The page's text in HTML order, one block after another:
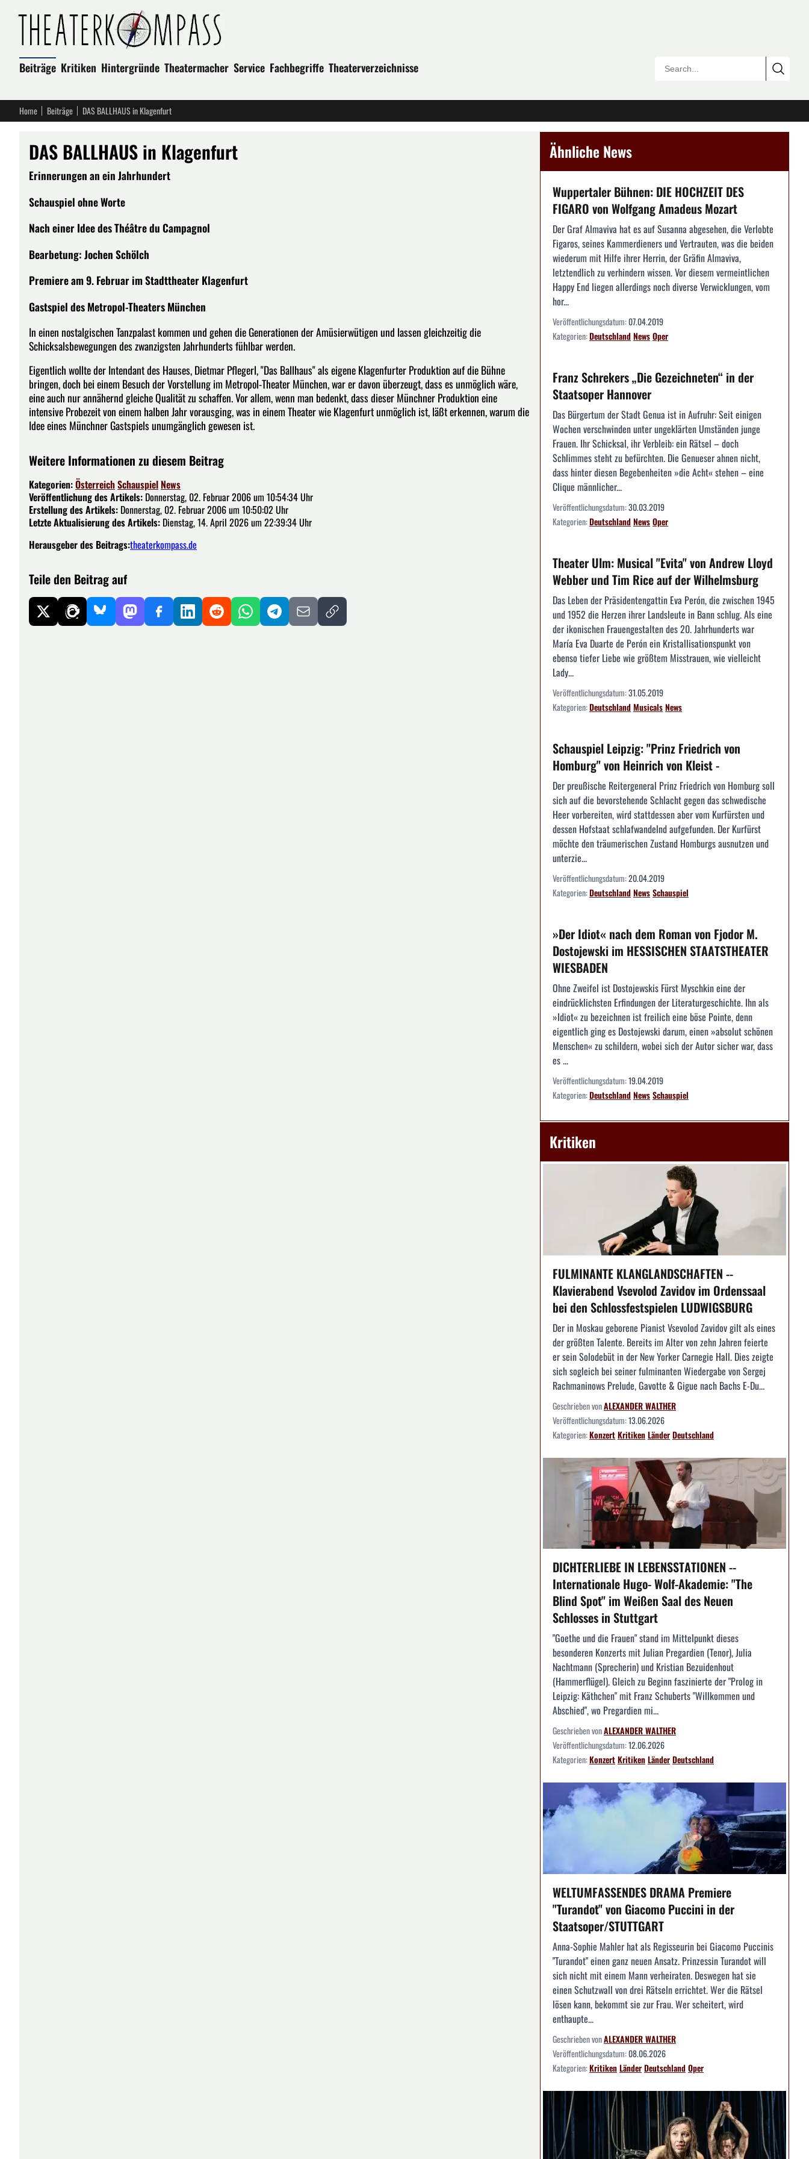
Beiträge Kritiken Hintergründe Theatermacher Service Fachbegriffe Theaterverzeichnisse
Home Beiträge DAS BALLHAUS in Klagenfurt
DAS BALLHAUS in Klagenfurt
Erinnerungen an ein Jahrhundert
Schauspiel ohne Worte
Nach einer Idee des Théâtre du Campagnol
Bearbetung: Jochen Schölch
Premiere am 9. Februar im Stadttheater Klagenfurt
Gastspiel des Metropol-Theaters München
In einen nostalgischen Tanzpalast kommen und gehen die Generationen der Amüsierwütigen und lassen gleichzeitig die
Schicksalsbewegungen des zwanzigsten Jahrhunderts fühlbar werden.
Eigentlich wollte der Intendant des Hauses, Dietmar Pflegerl, "Das Ballhaus" als eigene Klagenfurter Produktion auf die Bühne
bringen, doch bei einem Besuch der Vorstellung im Metropol-Theater München, war er davon überzeugt, dass es unmöglich wäre,
eine auch nur annähernd gleiche Qualität zu schaffen. Vor allem, wenn man bedenkt, dass dieser Münchner Produktion eine
intensive Probezeit von einem halben Jahr vorausging, was in einem Theater wie Klagenfurt unmöglich ist, läßt erkennen, warum die
Idee eines Münchner Gastspiels unumgänglich gewesen ist.
Weitere Informationen zu diesem Beitrag
Kategorien:ÖsterreichSchauspiel News
Veröffentlichung des Artikels: Donnerstag, 02. Februar 2006 um 10:54:34 Uhr
Erstellung des Artikels: Donnerstag, 02. Februar 2006 um 10:50:02 Uhr
Letzte Aktualisierung des Artikels: Dienstag, 14. April 2026 um 22:39:34 Uhr
Herausgeber des Beitrags:theaterkompass.de
Teile den Beitrag auf
Ähnliche News
Wuppertaler Bühnen: DIE HOCHZEIT DES
FIGARO von Wolfgang Amadeus Mozart
Der Graf Almaviva hat es auf Susanna abgesehen, die Verlobte
Figaros, seines Kammerdieners und Vertrauten, was die beiden
wiederum mit Hilfe ihrer Herrin, der Gräfin Almaviva,
letztendlich zu verhindern wissen. Vor diesem vermeintlichen
Happy End liegen allerdings noch diverse Verwicklungen, vom
hor...
Veröffentlichungsdatum:07.04.2019
Kategorien:DeutschlandNewsOper
Franz Schrekers „Die Gezeichneten“ in der
Staatsoper Hannover
Das Bürgertum der Stadt Genua ist in Aufruhr: Seit einigen
Wochen verschwinden unter ungeklärten Umständen junge
Frauen. Ihr Schicksal, ihr Verbleib: ein Rätsel – doch
Schlimmes steht zu befürchten. Die Genueser ahnen nicht,
dass hinter diesen Begebenheiten »die Acht« stehen – eine
Clique männlicher...
Veröffentlichungsdatum:30.03.2019
Kategorien:DeutschlandNewsOper
Theater Ulm: Musical "Evita" von Andrew Lloyd
Webber und Tim Rice auf der Wilhelmsburg
Das Leben der Präsidentengattin Eva Perón, die zwischen 1945
und 1952 die Herzen ihrer Landsleute in Bann schlug. Als eine
der ikonischen Frauengestalten des 20. Jahrhunderts war
María Eva Duarte de Perón ein Kristallisationspunkt von
ebenso tiefer Liebe wie größtem Misstrauen, wie vielleicht
Lady...
Veröffentlichungsdatum:31.05.2019
Kategorien:DeutschlandMusicalsNews
Schauspiel Leipzig: "Prinz Friedrich von
Homburg" von Heinrich von Kleist -
Der preußische Reitergeneral Prinz Friedrich von Homburg soll
sich auf die bevorstehende Schlacht gegen das schwedische
Heer vorbereiten, wird stattdessen aber vom Kurfürsten und
dessen Hofstaat schlafwandelnd aufgefunden. Der Kurfürst
möchte den träumerischen Zustand Homburgs ausnutzen und
unterzie...
Veröffentlichungsdatum:20.04.2019
Kategorien:DeutschlandNewsSchauspiel
»Der Idiot« nach dem Roman von Fjodor M.
Dostojewski im HESSISCHEN STAATSTHEATER
WIESBADEN
Ohne Zweifel ist Dostojewskis Fürst Myschkin eine der
eindrücklichsten Erfindungen der Literaturgeschichte. Ihn als
»Idiot« zu bezeichnen ist freilich eine böse Pointe, denn
eigentlich ging es Dostojewski darum, einen »absolut schönen
Menschen« zu schildern, wobei sich der Autor sicher war, dass
es ...
Veröffentlichungsdatum:19.04.2019
Kategorien:DeutschlandNewsSchauspiel
Kritiken
FULMINANTE KLANGLANDSCHAFTEN --
Klavierabend Vsevolod Zavidov im Ordenssaal
bei den Schlossfestspielen LUDWIGSBURG
Der in Moskau geborene Pianist Vsevolod Zavidov gilt als eines
der größten Talente. Bereits im Alter von zehn Jahren feierte
er sein Solodebüt in der New Yorker Carnegie Hall. Dies zeigte
sich sogleich bei seiner fulminanten Wiedergabe von Sergej
Rachmaninows Prelude, Gavotte & Gigue nach Bachs E-Du...
Geschrieben vonALEXANDER WALTHER
Veröffentlichungsdatum:13.06.2026
Kategorien:KonzertKritikenLänderDeutschland
DICHTERLIEBE IN LEBENSSTATIONEN --
Internationale Hugo- Wolf-Akademie: "The
Blind Spot" im Weißen Saal des Neuen
Schlosses in Stuttgart
"Goethe und die Frauen" stand im Mittelpunkt dieses
besonderen Konzerts mit Julian Pregardien (Tenor), Julia
Nachtmann (Sprecherin) und Kristian Bezuidenhout
(Hammerflügel). Gleich zu Beginn faszinierte der "Prolog in
Leipzig: Käthchen" mit Franz Schuberts "Willkommen und
Abschied", wo Pregardien mi...
Geschrieben vonALEXANDER WALTHER
Veröffentlichungsdatum:12.06.2026
Kategorien:KonzertKritikenLänderDeutschland
WELTUMFASSENDES DRAMA Premiere
"Turandot" von Giacomo Puccini in der
Staatsoper/STUTTGART
Anna-Sophie Mahler hat als Regisseurin bei Giacomo Puccinis
"Turandot" einen ganz neuen Ansatz. Prinzessin Turandot will
sich nicht mit einem Mann verheiraten. Deswegen hat sie
einen Schutzwall von drei Rätseln errichtet. Wer die Rätsel
lösen kann, bekommt sie zur Frau. Wer scheitert, wird
enthaupte...
Geschrieben vonALEXANDER WALTHER
Veröffentlichungsdatum:08.06.2026
Kategorien:KritikenLänderDeutschlandOper